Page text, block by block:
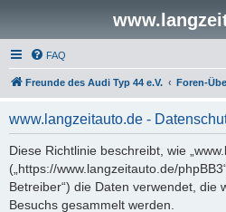
FAQ
Freunde des Audi Typ 44 e.V. Foren-
www.langzeitauto.de -
Diese Richtlinie beschreibt, wie
(„https://www.langzeitauto.de/
Betreiber“) die Daten verwendet, die
Besuchs gesammelt werden.